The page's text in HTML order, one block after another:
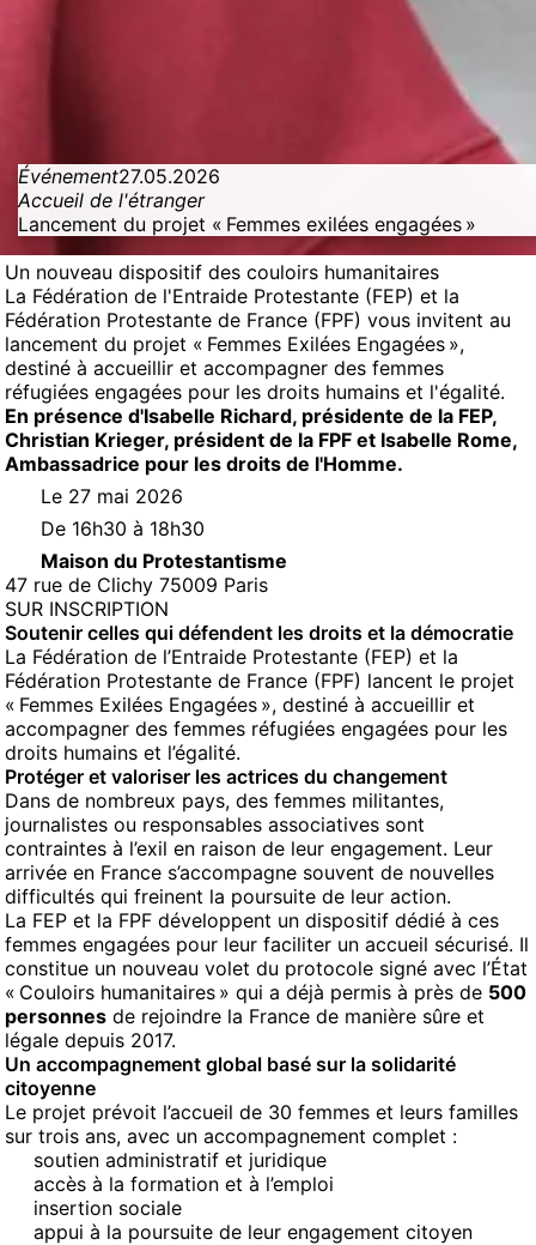
Événement27.05.2026
Accueil de l'étranger
Lancement du projet « Femmes exilées engagées »
Un nouveau dispositif des couloirs humanitaires
La Fédération de l'Entraide Protestante (FEP) et la
Fédération Protestante de France (FPF) vous invitent au
lancement du projet « Femmes Exilées Engagées »,
destiné à accueillir et accompagner des femmes
réfugiées engagées pour les droits humains et l'égalité.
En présence d'Isabelle Richard, présidente de la FEP,
Christian Krieger, président de la FPF et Isabelle Rome,
Ambassadrice pour les droits de l'Homme.
Le 27 mai 2026
De 16h30 à 18h30
Maison du Protestantisme
47 rue de Clichy 75009 Paris
SUR INSCRIPTION
Soutenir celles qui défendent les droits et la démocratie
La Fédération de l’Entraide Protestante (FEP) et la
Fédération Protestante de France (FPF) lancent le projet
« Femmes Exilées Engagées », destiné à accueillir et
accompagner des femmes réfugiées engagées pour les
droits humains et l’égalité.
Protéger et valoriser les actrices du changement
Dans de nombreux pays, des femmes militantes,
journalistes ou responsables associatives sont
contraintes à l’exil en raison de leur engagement. Leur
arrivée en France s’accompagne souvent de nouvelles
difficultés qui freinent la poursuite de leur action.
La FEP et la FPF développent un dispositif dédié à ces
femmes engagées pour leur faciliter un accueil sécurisé. Il
constitue un nouveau volet du protocole signé avec l’État
« Couloirs humanitaires » qui a déjà permis à près de 500
personnes de rejoindre la France de manière sûre et
légale depuis 2017.
Un accompagnement global basé sur la solidarité
citoyenne
Le projet prévoit l’accueil de 30 femmes et leurs familles
sur trois ans, avec un accompagnement complet :
soutien administratif et juridique
accès à la formation et à l’emploi
insertion sociale
appui à la poursuite de leur engagement citoyen